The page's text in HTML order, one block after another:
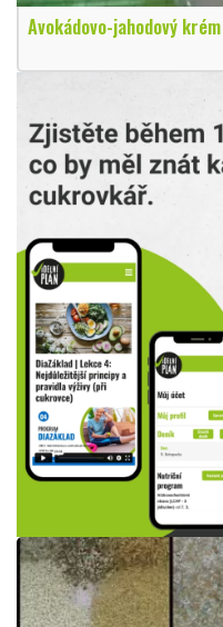
Avokádovo-jahodový krém